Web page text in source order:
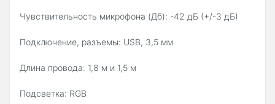
Чувствительность микрофона (Дб): -42 дБ (+/-3 дБ)
Подключение, разъемы: USB, 3,5 мм
Длина провода: 1,8 м и 1,5 м
Подсветка: RGB